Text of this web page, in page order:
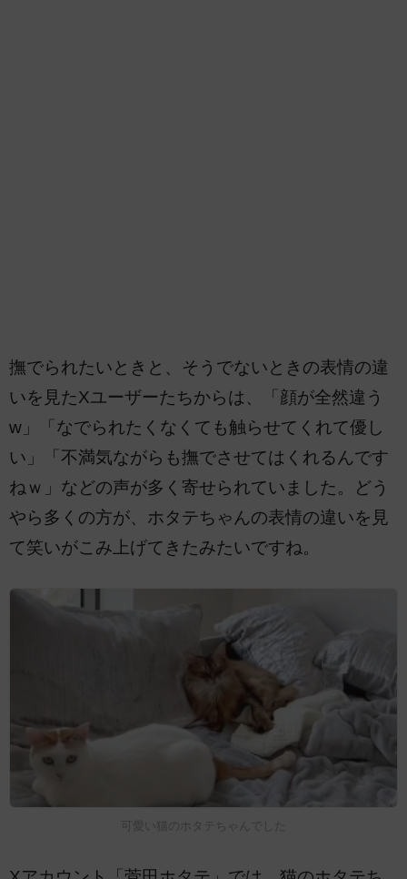
撫でられたいときと、そうでないときの表情の違
いを見たXユーザーたちからは、「顔が全然違う
w」「なでられたくなくても触らせてくれて優し
い」「不満気ながらも撫でさせてはくれるんです
ねｗ」などの声が多く寄せられていました。どう
やら多くの方が、ホタテちゃんの表情の違いを見
て笑いがこみ上げてきたみたいですね。
可愛い猫のホタテちゃんでした